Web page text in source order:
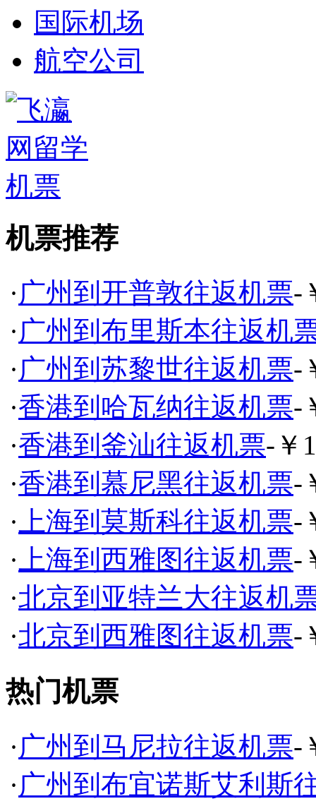
国际机场
航空公司
机票推荐
·广州到开普敦往返机票-
·广州到布里斯本往返机
·广州到苏黎世往返机票-
·香港到哈瓦纳往返机票-
·香港到釜汕往返机票-￥
·香港到慕尼黑往返机票-
· 上海到莫斯科往返机票-
· 上海到西雅图往返机票-
·北京到亚特兰大往返机
·北京到西雅图往返机票-
热门机票
·广州到马尼拉往返机票-
·广州到布宜诺斯艾利斯